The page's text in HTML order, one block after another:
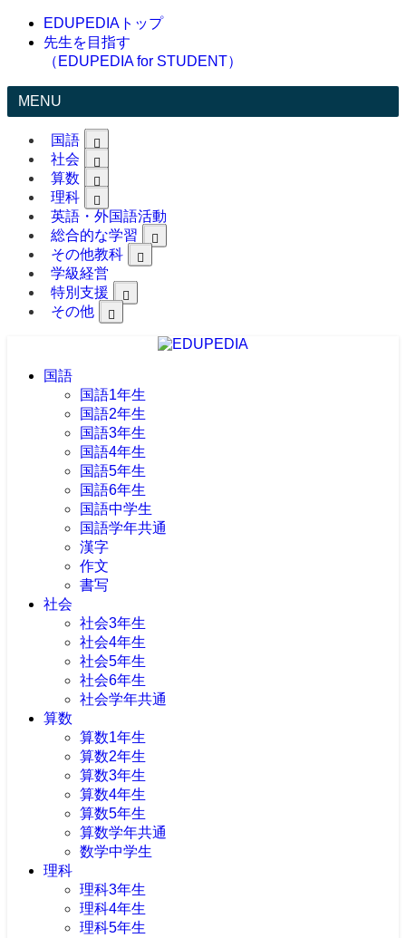
EDUPEDIAトップ
先生を目指す
（EDUPEDIA for STUDENT）
MENU
国語
社会
算数
理科
英語・外国語活動
総合的な学習
その他教科
学級経営
特別支援
その他
国語
国語1年生
国語2年生
国語3年生
国語4年生
国語5年生
国語6年生
国語中学生
国語学年共通
漢字
作文
書写
社会
社会3年生
社会4年生
社会5年生
社会6年生
社会学年共通
算数
算数1年生
算数2年生
算数3年生
算数4年生
算数5年生
算数学年共通
数学中学生
理科
理科3年生
理科4年生
理科5年生